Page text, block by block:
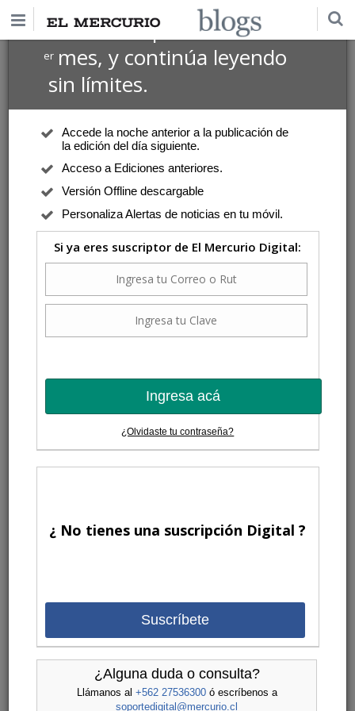
Suscríbete por $1 USD
ermes, y continúa leyendo
sin límites.
Accede la noche anterior a la publicación de
la edición del día siguiente.
Acceso a Ediciones anteriores.
Versión Offline descargable
Personaliza Alertas de noticias en tu móvil.
Si ya eres suscriptor de El Mercurio Digital:
Ingresa acá
¿Olvidaste tu contraseña?
¿ No tienes una suscripción Digital ?
Suscríbete
¿Alguna duda o consulta?
Llámanos al +562 27536300ó escríbenos a
soportedigital@mercurio.cl